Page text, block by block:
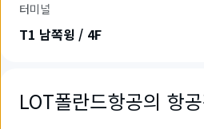
터미널
T1 남쪽윙 / 4F
LOT폴란드항공의 항